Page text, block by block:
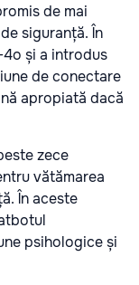
de mai
siguranță. În
4o și a introdus
de conectare
apropiată dacă
zece
vătămarea
În aceste
psihologice și